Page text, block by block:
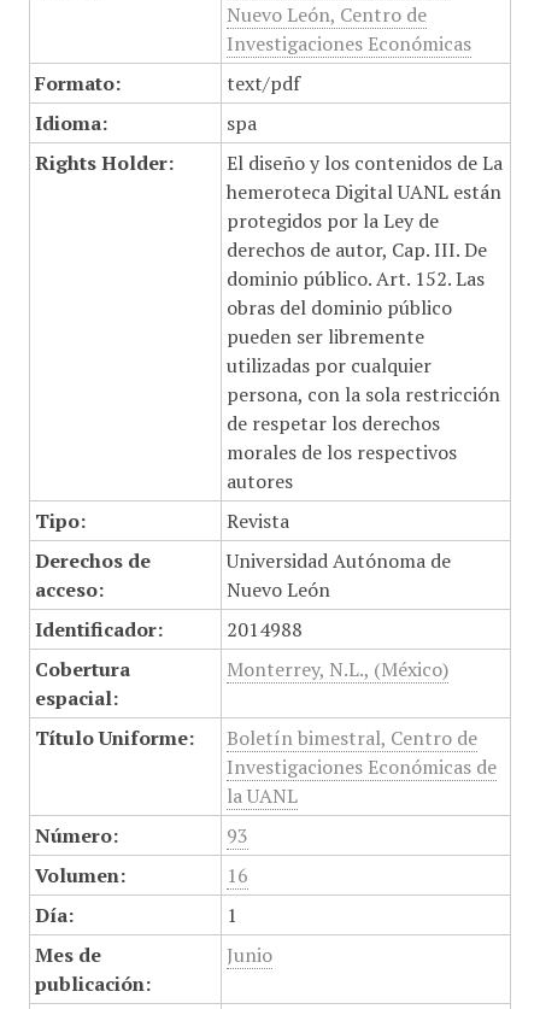
Nuevo León, Centro de
Investigaciones Económicas
Formato:
text/pdf
Idioma:
spa
Rights Holder:
El diseño y los contenidos de La
hemeroteca Digital UANL están
protegidos por la Ley de
derechos de autor, Cap. III. De
dominio público. Art. 152. Las
obras del dominio público
pueden ser libremente
utilizadas por cualquier
persona, con la sola restricción
de respetar los derechos
morales de los respectivos
autores
Tipo:
Revista
Derechos de
acceso:
Universidad Autónoma de
Nuevo León
Identificador:
2014988
Cobertura
espacial:
Monterrey, N.L., (México)
Título Uniforme:
Boletín bimestral, Centro de
Investigaciones Económicas de
la UANL
Número:
93
Volumen:
16
Día:
1
Mes de
publicación:
Junio